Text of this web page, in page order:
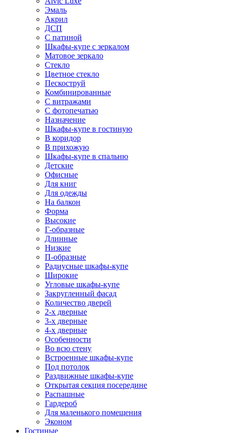
Эмаль
Акрил
ДСП
С патиной
Шкафы-купе с зеркалом
Матовое зеркало
Стекло
Цветное стекло
Пескоструй
Комбинированные
С витражами
С фотопечатью
Назначение
Шкафы-купе в гостиную
В коридор
В прихожую
Шкафы-купе в спальню
Детские
Офисные
Для книг
Для одежды
На балкон
Форма
Высокие
Г-образные
Длинные
Низкие
П-образные
Радиусные шкафы-купе
Широкие
Угловые шкафы-купе
Закругленный фасад
Количество дверей
2-х дверные
3-х дверные
4-х дверные
Особенности
Во всю стену
Встроенные шкафы-купе
Под потолок
Раздвижные шкафы-купе
Открытая секция посередине
Распашные
Гардероб
Для маленького помещения
Эконом
Гостиные